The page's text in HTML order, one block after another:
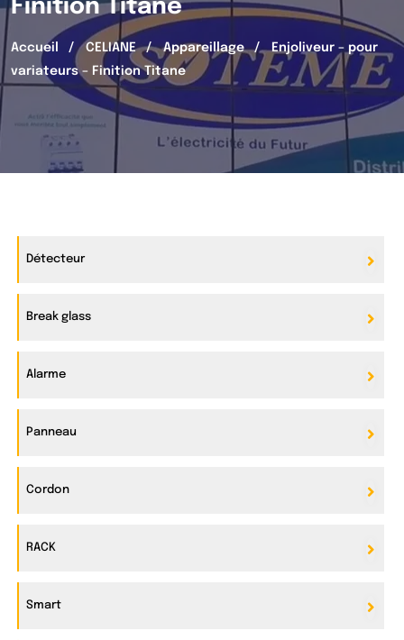
Finition Titane
Accueil CELIANE Appareillage
Enjoliveur – pour
variateurs – Finition Titane
Détecteur
Break glass
Alarme
Panneau
Cordon
RACK
Smart